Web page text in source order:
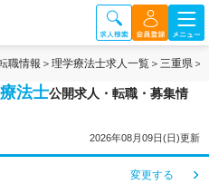
職情報 理学療法士求人一覧 三重県
法士公開求人・転職・募集情
2026年08月09日(日)更新
変更する